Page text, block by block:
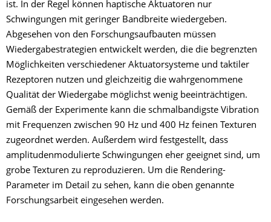
ist. In der Regel können haptische Aktuatoren nur
Schwingungen mit geringer Bandbreite wiedergeben.
Abgesehen von den Forschungsaufbauten müssen
Wiedergabestrategien entwickelt werden, die die begrenzten
Möglichkeiten verschiedener Aktuatorsysteme und taktiler
Rezeptoren nutzen und gleichzeitig die wahrgenommene
Qualität der Wiedergabe möglichst wenig beeinträchtigen.
Gemäß der Experimente kann die schmalbandigste Vibration
mit Frequenzen zwischen 90 Hz und 400 Hz feinen Texturen
zugeordnet werden. Außerdem wird festgestellt, dass
amplitudenmodulierte Schwingungen eher geeignet sind, um
grobe Texturen zu reproduzieren. Um die Rendering-
Parameter im Detail zu sehen, kann die oben genannte
Forschungsarbeit eingesehen werden.